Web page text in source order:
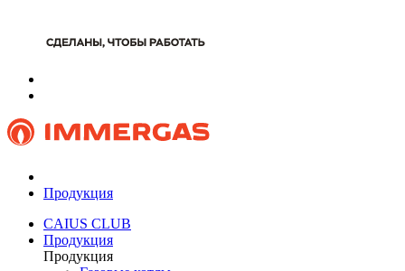
Продукция
CAIUS CLUB
Продукция
Продукция